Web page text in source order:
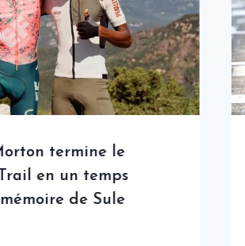
termine le
en un temps
de Sule